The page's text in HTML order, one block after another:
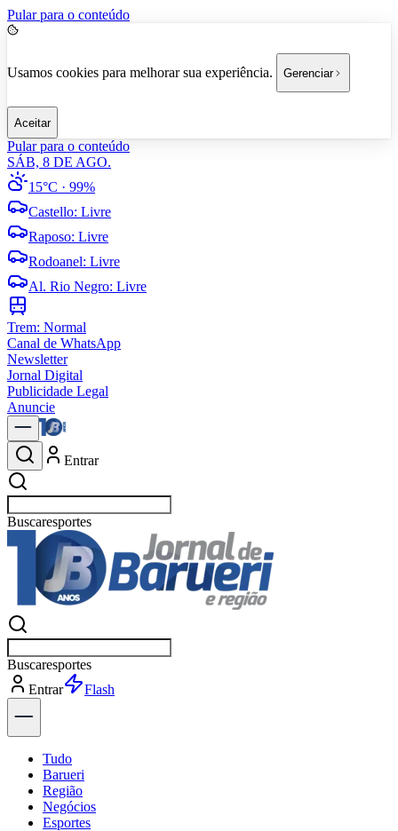
Pular para o conteúdo
Usamos cookies para melhorar sua experiência. Gerenciar
Aceitar
Pular para o conteúdo
SÁB, 8 DE AGO.
15°C · 99%
Castello: Livre
Raposo: Livre
Rodoanel: Livre
Al. Rio Negro: Livre
Trem: Normal
Canal de WhatsApp
Newsletter
Jornal Digital
Publicidade Legal
Anuncie
Entrar
Buscarpolítica
Buscarpolítica
Entrar
Explorar
Tudo
Barueri
Região
Negócios
Esportes